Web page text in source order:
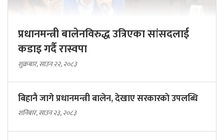
प्रधानमन्त्री बालेनविरुद्ध उत्रिएका सांसदलाई
कडाइ गर्दै रास्वपा
शुक्रबार, साउन २२, २०८३
बिहानै जागे प्रधानमन्त्री बालेन, देखाए सरकारकाे उपलब्धि
शनिबार, साउन २३, २०८३